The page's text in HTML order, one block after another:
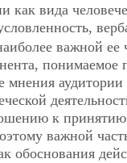
как вида
важной
понимаемое
к
важной
обоснования